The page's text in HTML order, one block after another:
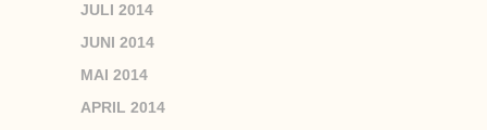
JULI 2014
JUNI 2014
MAI 2014
APRIL 2014